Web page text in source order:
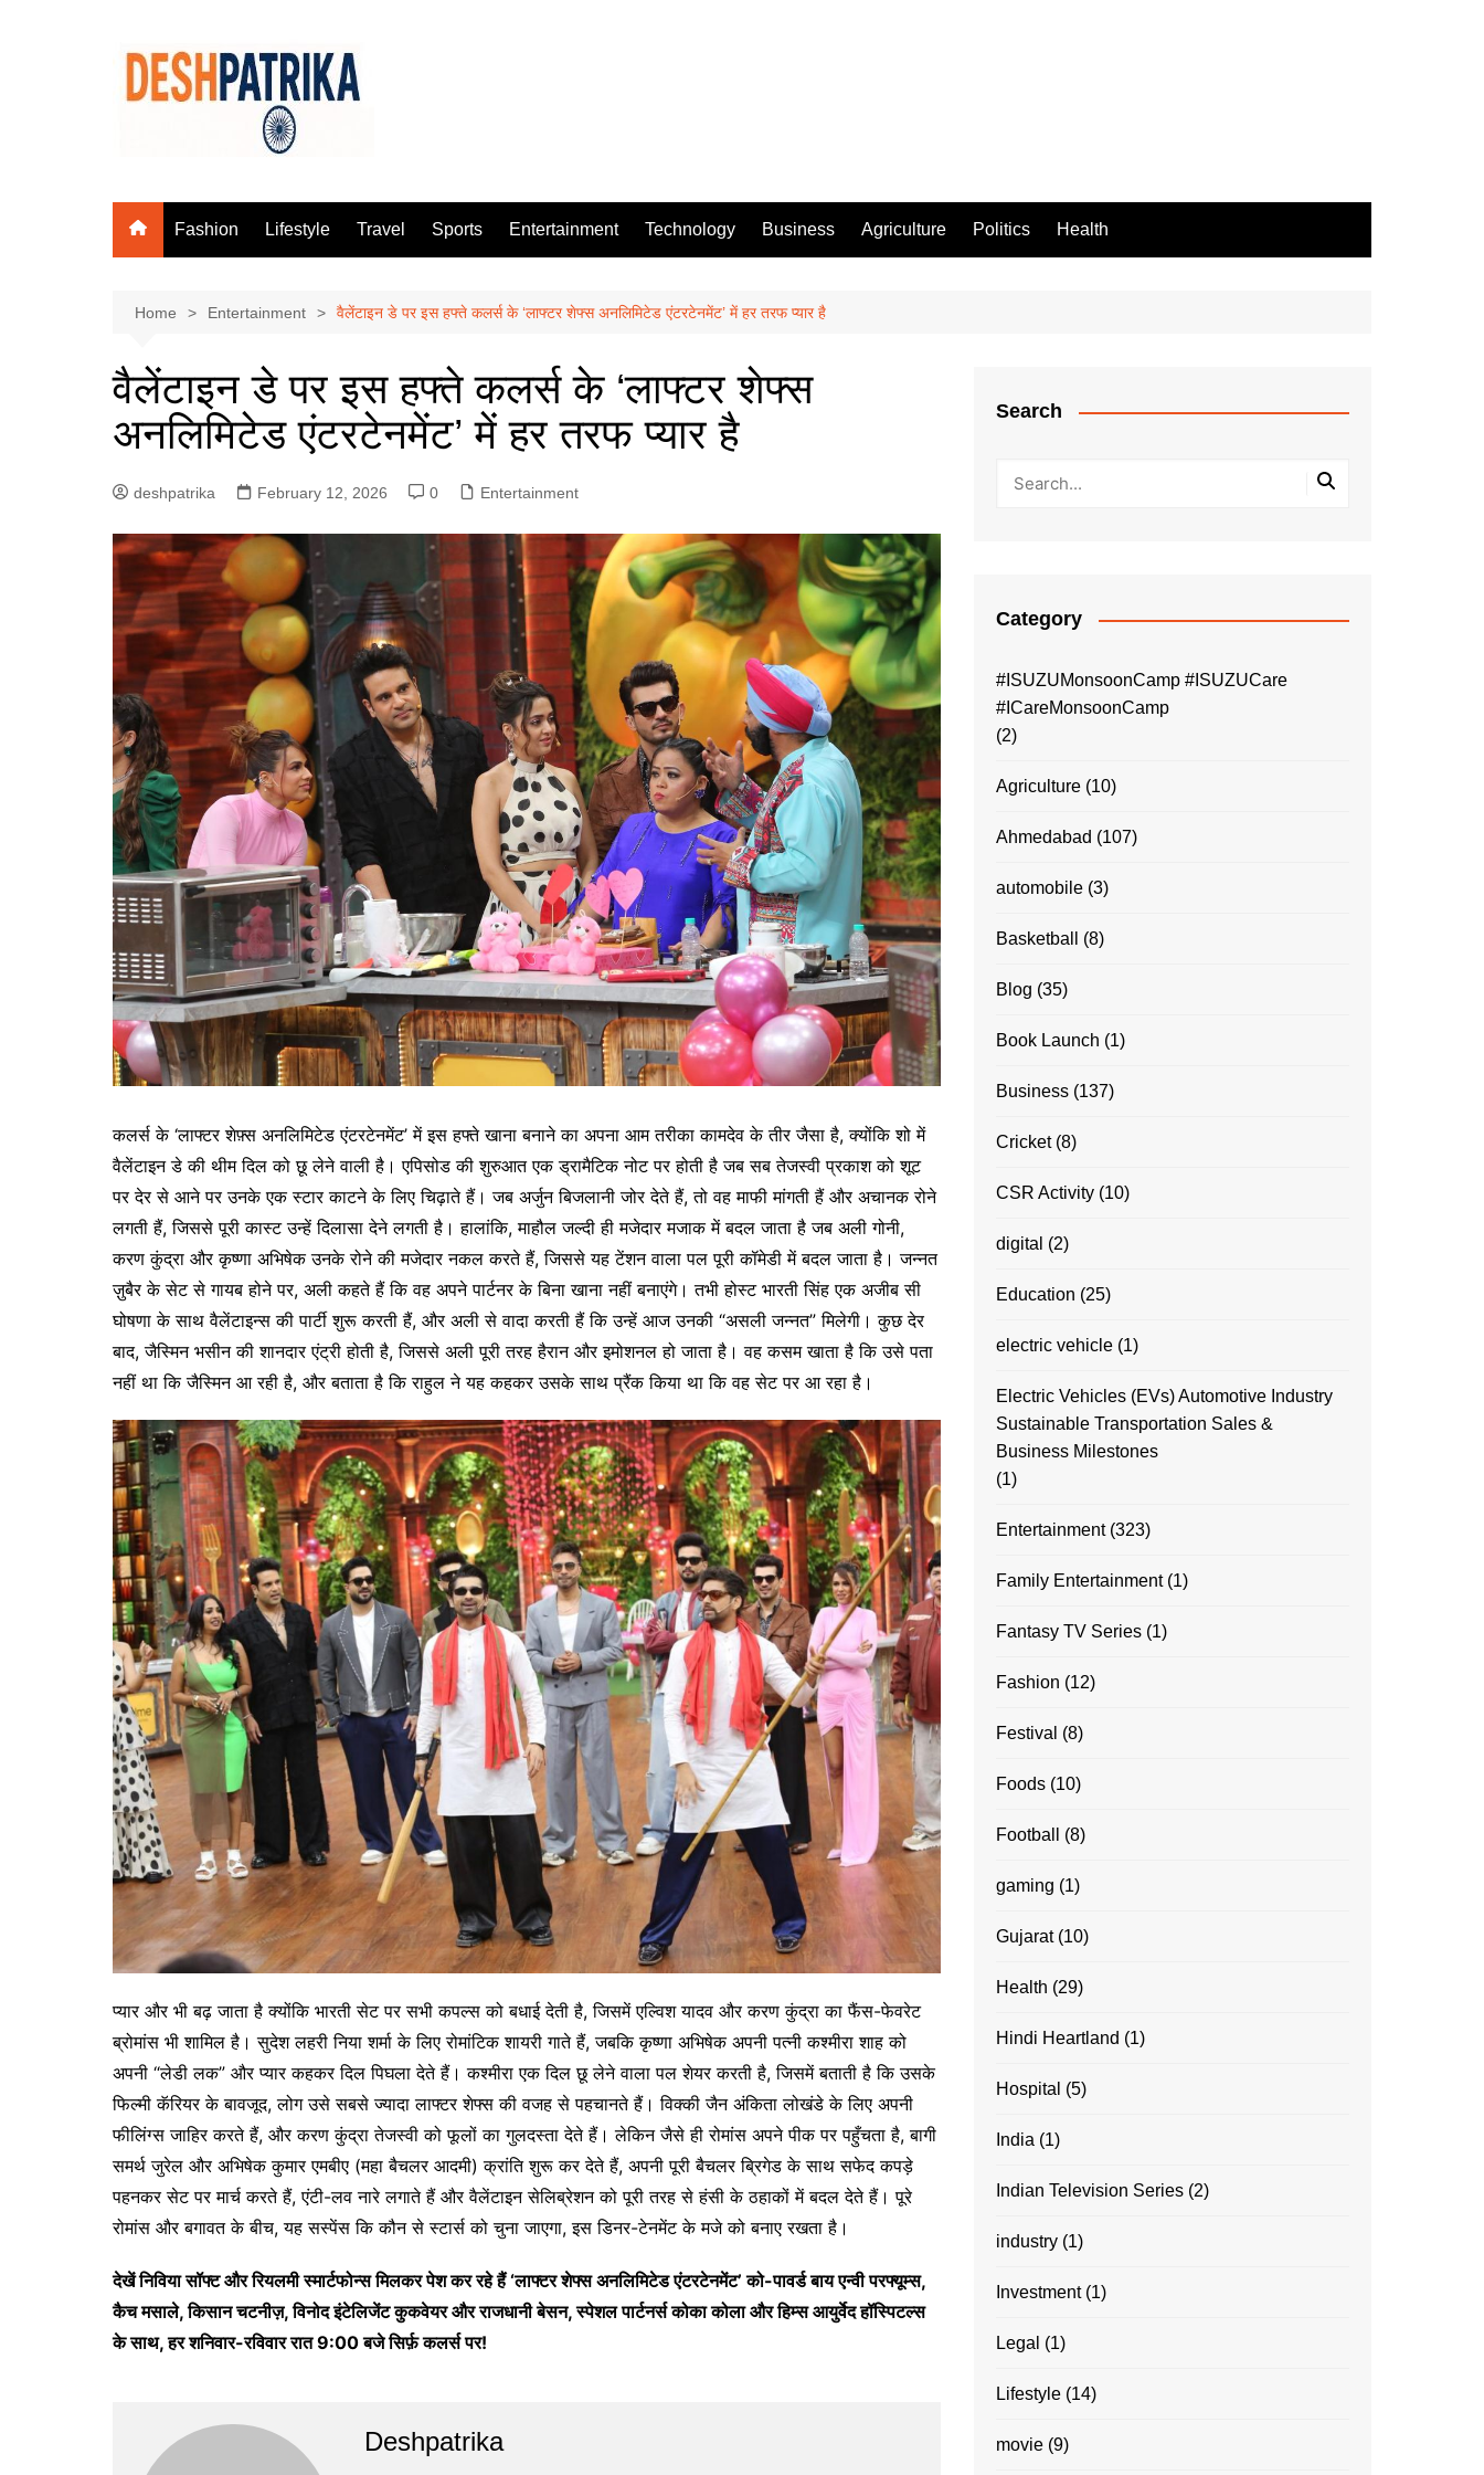
Fashion Lifestyle Travel Sports Entertainment Technology Business Agriculture Politics Health
Home Entertainment वैलेंटाइन डे पर इस हफ्ते कलर्स के ‘लाफ्टर शेफ्स अनलिमिटेड एंटरटेनमेंट’ में हर तरफ प्यार है
वैलेंटाइन डे पर इस हफ्ते कलर्स के ‘लाफ्टर शेफ्स
अनलिमिटेड एंटरटेनमेंट’ में हर तरफ प्यार है
deshpatrika February 12, 2026 0 Entertainment
कलर्स के ‘लाफ्टर शेफ़्स अनलिमिटेड एंटरटेनमेंट’ में इस हफ्ते खाना बनाने का अपना आम तरीका कामदेव के तीर जैसा है, क्योंकि शो में
वैलेंटाइन डे की थीम दिल को छू लेने वाली है। एपिसोड की शुरुआत एक ड्रामैटिक नोट पर होती है जब सब तेजस्वी प्रकाश को शूट
पर देर से आने पर उनके एक स्टार काटने के लिए चिढ़ाते हैं। जब अर्जुन बिजलानी जोर देते हैं, तो वह माफी मांगती हैं और अचानक रोने
लगती हैं, जिससे पूरी कास्ट उन्हें दिलासा देने लगती है। हालांकि, माहौल जल्दी ही मजेदार मजाक में बदल जाता है जब अली गोनी,
करण कुंद्रा और कृष्णा अभिषेक उनके रोने की मजेदार नकल करते हैं, जिससे यह टेंशन वाला पल पूरी कॉमेडी में बदल जाता है। जन्नत
ज़ुबैर के सेट से गायब होने पर, अली कहते हैं कि वह अपने पार्टनर के बिना खाना नहीं बनाएंगे। तभी होस्ट भारती सिंह एक अजीब सी
घोषणा के साथ वैलेंटाइन्स की पार्टी शुरू करती हैं, और अली से वादा करती हैं कि उन्हें आज उनकी “असली जन्नत” मिलेगी। कुछ देर
बाद, जैस्मिन भसीन की शानदार एंट्री होती है, जिससे अली पूरी तरह हैरान और इमोशनल हो जाता है। वह कसम खाता है कि उसे पता
नहीं था कि जैस्मिन आ रही है, और बताता है कि राहुल ने यह कहकर उसके साथ प्रैंक किया था कि वह सेट पर आ रहा है।
प्यार और भी बढ़ जाता है क्योंकि भारती सेट पर सभी कपल्स को बधाई देती है, जिसमें एल्विश यादव और करण कुंद्रा का फैंस-फेवरेट
ब्रोमांस भी शामिल है। सुदेश लहरी निया शर्मा के लिए रोमांटिक शायरी गाते हैं, जबकि कृष्णा अभिषेक अपनी पत्नी कश्मीरा शाह को
अपनी “लेडी लक” और प्यार कहकर दिल पिघला देते हैं। कश्मीरा एक दिल छू लेने वाला पल शेयर करती है, जिसमें बताती है कि उसके
फिल्मी कॅरियर के बावजूद, लोग उसे सबसे ज्यादा लाफ्टर शेफ्स की वजह से पहचानते हैं। विक्की जैन अंकिता लोखंडे के लिए अपनी
फीलिंग्स जाहिर करते हैं, और करण कुंद्रा तेजस्वी को फूलों का गुलदस्ता देते हैं। लेकिन जैसे ही रोमांस अपने पीक पर पहुँचता है, बागी
​​समर्थ जुरेल और अभिषेक कुमार एमबीए (महा बैचलर आदमी) क्रांति शुरू कर देते हैं, अपनी पूरी बैचलर ब्रिगेड के साथ सफेद कपड़े
पहनकर सेट पर मार्च करते हैं, एंटी-लव नारे लगाते हैं और वैलेंटाइन सेलिब्रेशन को पूरी तरह से हंसी के ठहाकों में बदल देते हैं। पूरे
रोमांस और बगावत के बीच, यह सस्पेंस कि कौन से स्टार्स को चुना जाएगा, इस डिनर-टेनमेंट के मजे को बनाए रखता है।
देखें निविया सॉफ्ट और रियलमी स्मार्टफोन्स मिलकर पेश कर रहे हैं ‘लाफ्टर शेफ्स अनलिमिटेड एंटरटेनमेंट’ को-पावर्ड बाय एन्वी परफ्यूम्स,
कैच मसाले, किसान चटनीज़, विनोद इंटेलिजेंट कुकवेयर और राजधानी बेसन, स्पेशल पार्टनर्स कोका कोला और हिम्स आयुर्वेद हॉस्पिटल्स
के साथ, हर शनिवार-रविवार रात 9:00 बजे सिर्फ़ कलर्स पर!
Deshpatrika
Search
Category
#ISUZUMonsoonCamp #ISUZUCare
#ICareMonsoonCamp
(2)
Agriculture (10)
Ahmedabad (107)
automobile (3)
Basketball (8)
Blog (35)
Book Launch (1)
Business (137)
Cricket(8)
CSR Activity (10)
digital (2)
Education (25)
electric vehicle (1)
Electric Vehicles (EVs) Automotive Industry
Sustainable Transportation Sales &
Business Milestones
(1)
Entertainment(323)
Family Entertainment(1)
Fantasy TV Series (1)
Fashion (12)
Festival (8)
Foods (10)
Football (8)
gaming (1)
Gujarat(10)
Health (29)
Hindi Heartland (1)
Hospital (5)
India (1)
Indian Television Series (2)
industry (1)
Investment(1)
Legal (1)
Lifestyle (14)
movie (9)